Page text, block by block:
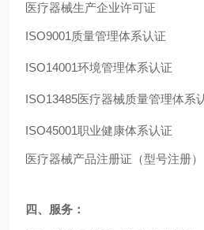
医疗器械生产企业许可证
ISO9001 质量管理体系认证
ISO14001环境管理体系认证
ISO13485医疗器械质量管理体系
ISO45001职业健康体系认证
医疗器械产品注册证（型号注册）
四、服务：